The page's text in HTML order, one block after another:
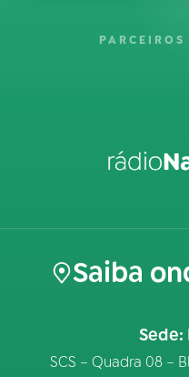
Saiba
Sede:
SCS – Quadra 08 –